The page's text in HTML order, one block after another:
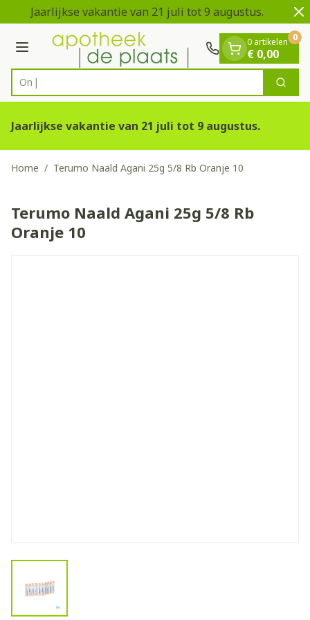
Ga naar de inhoud
1 van 2
Jaarlijkse vakantie van 21 juli tot 9 augustus.
Menu
Product, merk, categorie...
Ontdek Zoek
0 artikelen
€ 0,00
0
Jaarlijkse vakantie van 21 juli tot 9 augustus.
Home / Terumo Naald Agani 25g 5/8 Rb Oranje 10
Terumo Naald Agani 25g 5/8 Rb
Oranje 10